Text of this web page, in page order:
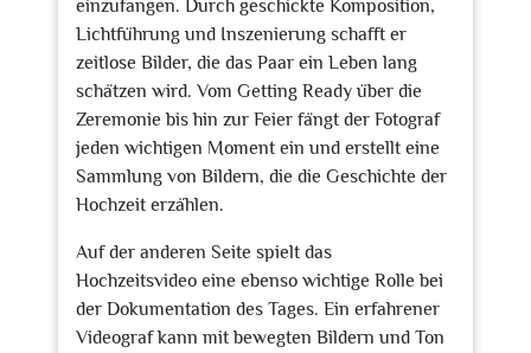
einzufangen. Durch geschickte Komposition,
Lichtführung und Inszenierung schafft er
zeitlose Bilder, die das Paar ein Leben lang
schätzen wird. Vom Getting Ready über die
Zeremonie bis hin zur Feier fängt der Fotograf
jeden wichtigen Moment ein und erstellt eine
Sammlung von Bildern, die die Geschichte der
Hochzeit erzählen.
Auf der anderen Seite spielt das
Hochzeitsvideo eine ebenso wichtige Rolle bei
der Dokumentation des Tages. Ein erfahrener
Videograf kann mit bewegten Bildern und Ton